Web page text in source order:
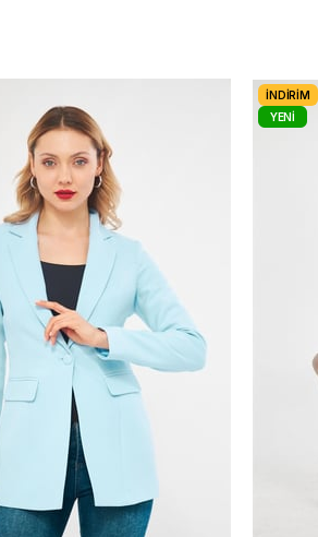
İNDIRIM
YENI